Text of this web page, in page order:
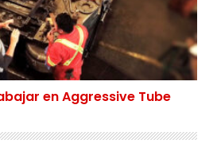
en Aggressive Tube